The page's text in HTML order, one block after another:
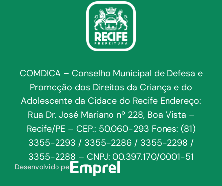
COMDICA – Conselho Municipal de Defesa e
Promoção dos Direitos da Criança e do
Adolescente da Cidade do Recife Endereço:
Rua Dr. José Mariano nº 228, Boa Vista –
Recife/PE – CEP.: 50.060-293 Fones: (81)
3355-2293 / 3355-2286 / 3355-2298 /
3355-2288 – CNPJ: 00.397.170/0001-51
Desenvolvido pela